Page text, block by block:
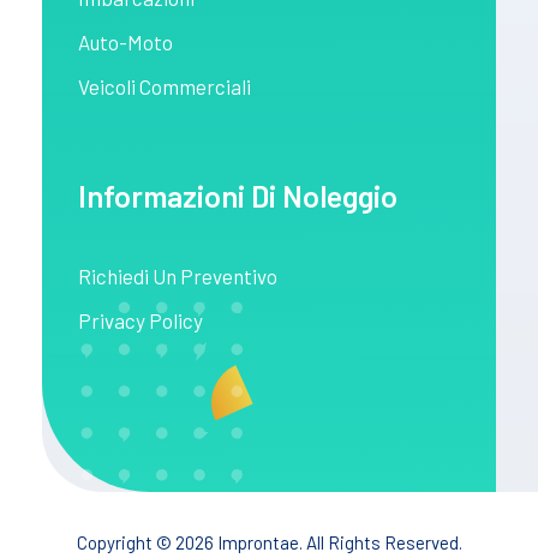
Auto-Moto
Veicoli Commerciali
Informazioni Di Noleggio
Richiedi Un Preventivo
Privacy Policy
Copyright © 2026 Improntae. All Rights Reserved.